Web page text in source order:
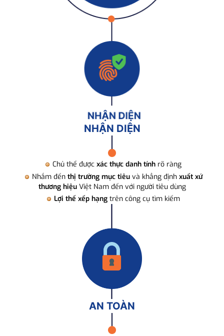
NHẬN DIỆN
Chủ thể được xác thực danh tính rõ ràng
Nhắm đến thị trường mục tiêuvà khẳng định xuất xứ
thương hiệuViệt Nam đến với người tiêu dùng
Lợi thế xếp hạng trên công cụ tìm kiếm
AN TOÀN